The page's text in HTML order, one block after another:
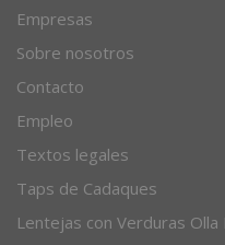
Empresas
Sobre nosotros
Contacto
Empleo
Textos legales
Taps de Cadaques
Lentejas con Verduras Olla